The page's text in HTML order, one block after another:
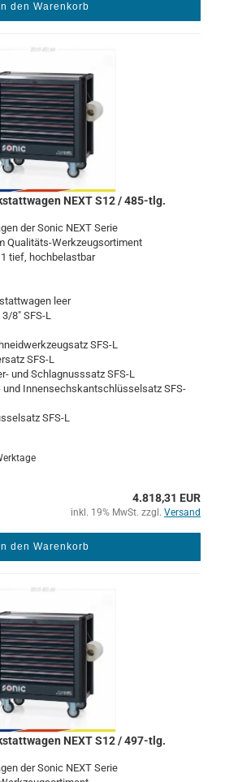
In den Warenkorb
NEXT S12 / 485-​tlg.
der Sonic NEXT Serie
Qualitäts-​Werkzeugsortiment
tief, hoch­be­last­bar
leer
8" SFS-L
SFS-L
SFS-L
und Schlagnuss­satz SFS-L
In­nen­sechs­kant­schlüs­sel­satz SFS-
SFS-L
4.818,31 EUR
inkl. 19% MwSt. zzgl. Versand
In den Warenkorb
NEXT S12 / 497-​tlg.
der Sonic NEXT Serie